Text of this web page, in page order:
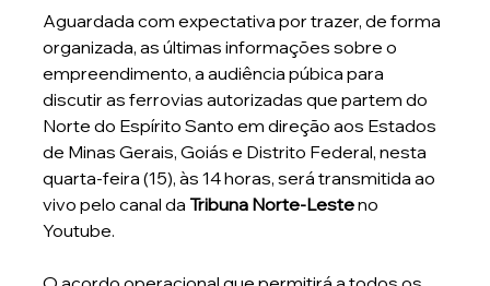
Aguardada com expectativa por trazer, de forma
organizada, as últimas informações sobre o
empreendimento, a audiência púbica para
discutir as ferrovias autorizadas que partem do
Norte do Espírito Santo em direção aos Estados
de Minas Gerais, Goiás e Distrito Federal, nesta
quarta-feira (15), às 14 horas, será transmitida ao
vivo pelo canal da Tribuna Norte-Leste no
Youtube.